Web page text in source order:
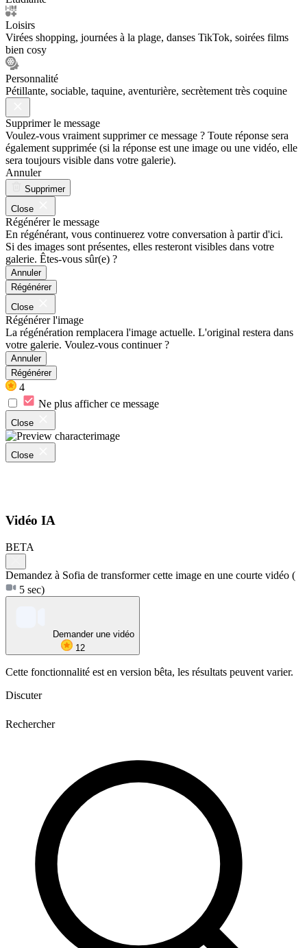
Loisirs
Virées shopping, journées à la plage, danses TikTok, soirées films
bien cosy
Personnalité
Pétillante, sociable, taquine, aventurière, secrètement très coquine
Supprimer le message
Voulez-vous vraiment supprimer ce message ? Toute réponse sera
également supprimée (si la réponse est une image ou une vidéo, elle
sera toujours visible dans votre galerie).
Annuler
Supprimer
Close
Régénérer le message
En régénérant, vous continuerez votre conversation à partir d'ici.
Si des images sont présentes, elles resteront visibles dans votre
galerie. Êtes-vous sûr(e) ?
Annuler
Régénérer
Close
Régénérer l'image
La régénération remplacera l'image actuelle. L'original restera dans
votre galerie. Voulez-vous continuer ?
Annuler
Régénérer
4
Ne plus afficher ce message
Close
Close
Vidéo IA
BETA
Demandez à Sofia de transformer cette image en une courte vidéo (
5 sec)
Demander une vidéo
12
Cette fonctionnalité est en version bêta, les résultats peuvent varier.
Discuter
Rechercher